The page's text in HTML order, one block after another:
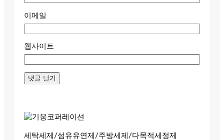
이메일
웹사이트
세탁세제/섬유유연제/주방세제/다목적세정제